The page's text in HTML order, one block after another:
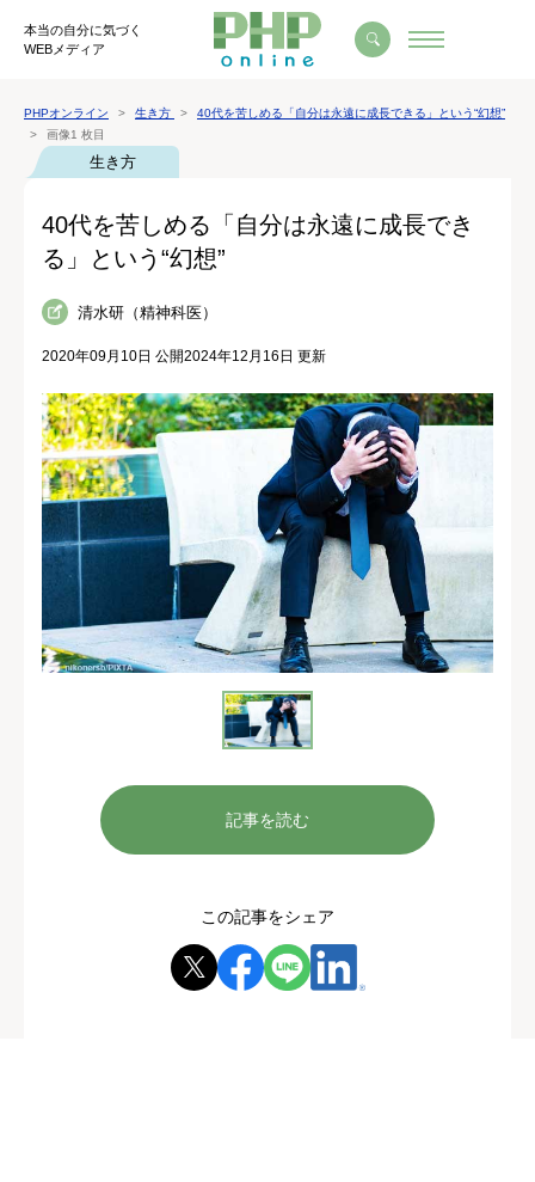
本当の自分に気づく
WEBメディア
PHPオンライン 生き方
40代を苦しめる「自分は永遠に成長できる」という“幻想”
画像1 枚目
生き方
40代を苦しめる「自分は永遠に成長でき
る」という“幻想”
清水研（精神科医）
2020年09月10日 公開2024年12月16日 更新
記事を読む
この記事をシェア